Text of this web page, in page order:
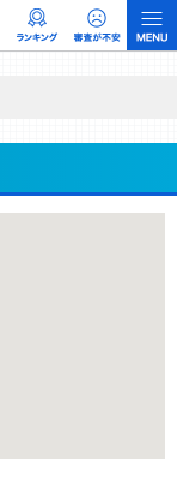
ザーへの口コミ収集な